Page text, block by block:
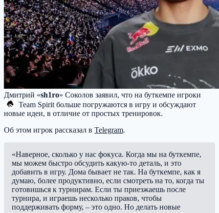
Дмитрий «sh1ro» Соколов заявил, что на буткемпе игроки
Team Spiritбольше погружаются в игру и обсуждают
новые идеи, в отличие от простых тренировок.
Об этом игрок рассказал в Telegram.
«Наверное, сколько у нас фокуса. Когда мы на буткемпе,
мы можем быстро обсудить какую-то деталь, и это
добавить в игру. Дома бывает не так. На буткемпе, как я
думаю, более продуктивно, если смотреть на то, когда ты
готовишься к турнирам. Если ты приезжаешь после
турнира, и играешь несколько праков, чтобы
поддерживать форму, – это одно. Но делать новые